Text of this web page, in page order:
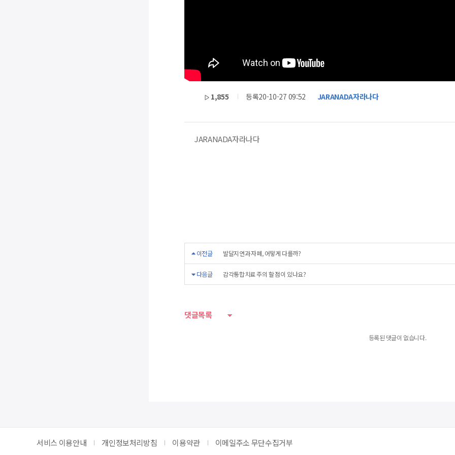
1,855 등록20-10-27 09:52 JARANADA자라나다
JARANADA자라나다
이전글 발달지연과 자폐, 어떻게 다를까?
다음글 감각통합치료 주의 할 점이 있나요?
댓글목록
등록된 댓글이 없습니다.
서비스 이용안내 개인정보처리방침 이용약관 이메일주소 무단수집거부